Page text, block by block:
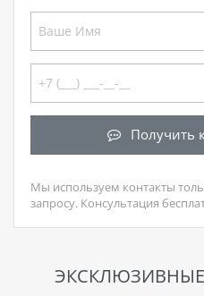
Получить
Мы используем контакты
запросу. Консультация